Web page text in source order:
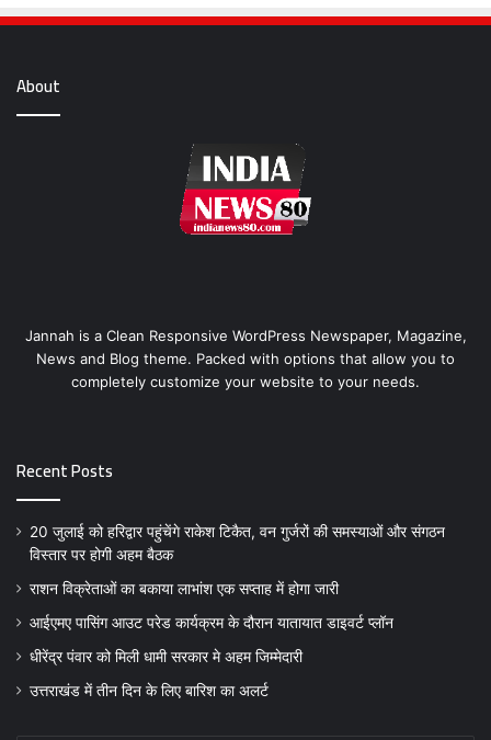
About
Jannah is a Clean Responsive WordPress Newspaper, Magazine,
News and Blog theme. Packed with options that allow you to
completely customize your website to your needs.
Recent Posts
20 जुलाई को हरिद्वार पहुंचेंगे राकेश टिकैत, वन गुर्जरों की समस्याओं और संगठन
विस्तार पर होगी अहम बैठक
राशन विक्रेताओं का बकाया लाभांश एक सप्ताह में होगा जारी
आईएमए पासिंग आउट परेड कार्यक्रम के दौरान यातायात डाइवर्ट प्लॉन
धीरेंद्र पंवार को मिली धामी सरकार मे अहम जिम्मेदारी
उत्तराखंड में तीन दिन के लिए बारिश का अलर्ट